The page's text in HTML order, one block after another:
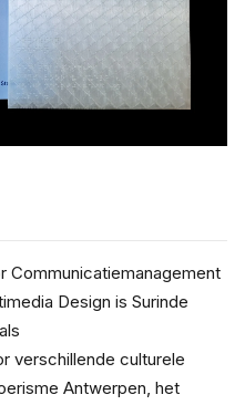
Communicatiemanagement
Design is Surinde
verschillende culturele
Antwerpen, het